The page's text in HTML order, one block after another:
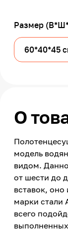
Размер
60*40*45
О
модель
видом.
от шести до
вставок,
марки стали
всего